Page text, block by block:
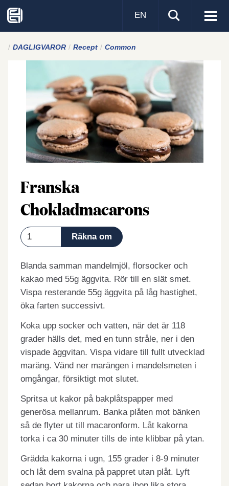
Visa
EN
DAGLIGVAROR Recept Common
Franska
Chokladmacarons
Blanda samman mandelmjöl, florsocker och
kakao med 55g äggvita. Rör till en slät smet.
Vispa resterande 55g äggvita på låg hastighet,
öka farten successivt.
Koka upp socker och vatten, när det är 118
grader hälls det, med en tunn stråle, ner i den
vispade äggvitan. Vispa vidare till fullt utvecklad
maräng. Vänd ner marängen i mandelsmeten i
omgångar, försiktigt mot slutet.
Spritsa ut kakor på bakplåtspapper med
generösa mellanrum. Banka plåten mot bänken
så de flyter ut till macaronform. Låt kakorna
torka i ca 30 minuter tills de inte klibbar på ytan.
Grädda kakorna i ugn, 155 grader i 8-9 minuter
och låt dem svalna på pappret utan plåt. Lyft